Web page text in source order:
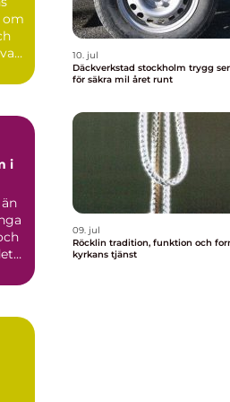
om
i
10. jul
Däckverkstad stockholm trygg service
för säkra mil året runt
09. jul
Röcklin tradition, funktion och form i
kyrkans tjänst